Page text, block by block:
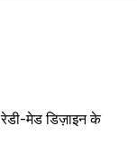
मेड डिज़ाइन के